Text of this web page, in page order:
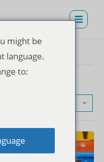
might be
language.
to: